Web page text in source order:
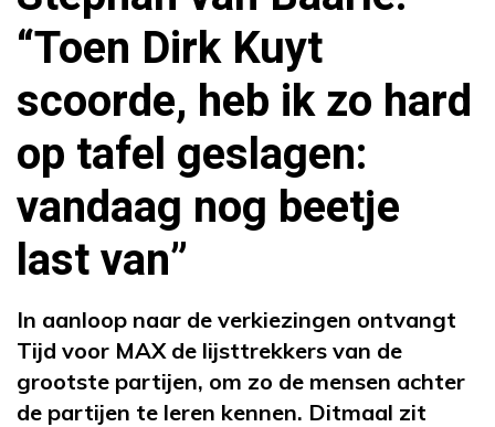
“Toen Dirk Kuyt
scoorde, heb ik zo hard
op tafel geslagen:
vandaag nog beetje
last van”
In aanloop naar de verkiezingen ontvangt
Tijd voor MAX de lijsttrekkers van de
grootste partijen, om zo de mensen achter
de partijen te leren kennen. Ditmaal zit